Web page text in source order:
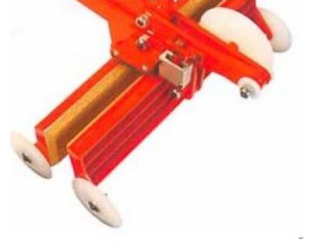
Pince de levage série PVL